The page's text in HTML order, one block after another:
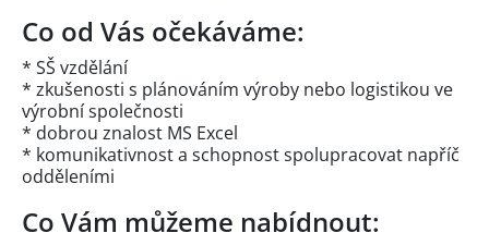
Co od Vás očekáváme:
* SŠ vzdělání
* zkušenosti s plánováním výroby nebo logistikou ve
výrobní společnosti
* dobrou znalost MS Excel
* komunikativnost a schopnost spolupracovat napříč
odděleními
Co Vám můžeme nabídnout: